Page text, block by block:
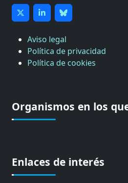
Aviso legal
Política de privacidad
Política de cookies
Organismos en los
Enlaces de interés